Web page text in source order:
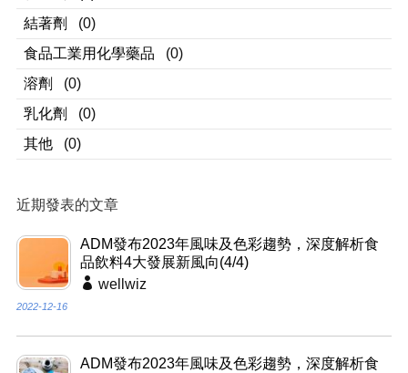
結著劑
(0)
食品工業用化學藥品
(0)
溶劑
(0)
乳化劑
(0)
其他
(0)
近期發表的文章
ADM發布2023年風味及色彩趨勢，深度解析食
品飲料4大發展新風向(4/4)
wellwiz
2022-12-16
ADM發布2023年風味及色彩趨勢，深度解析食